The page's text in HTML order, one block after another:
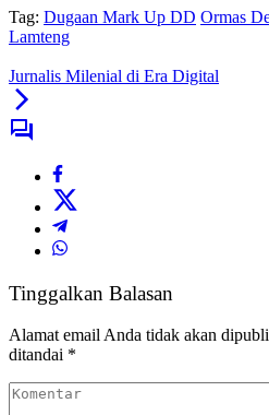
Tag: Dugaan Mark Up DD Ormas
Lamteng
Jurnalis Milenial di Era Digital
Tinggalkan Balasan
Alamat email Anda tidak akan
ditandai *